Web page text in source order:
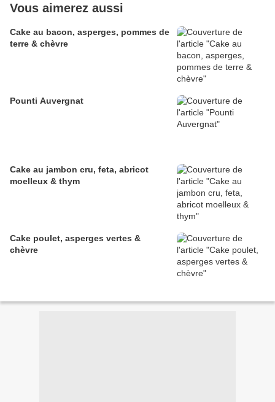
Vous aimerez aussi
Cake au bacon, asperges, pommes de
terre & chèvre
Pounti Auvergnat
Cake au jambon cru, feta, abricot
moelleux & thym
Cake poulet, asperges vertes &
chèvre